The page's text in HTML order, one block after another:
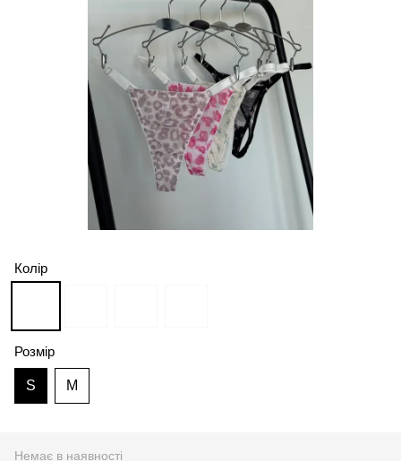
Колір
Розмір
S M
Немає в наявності